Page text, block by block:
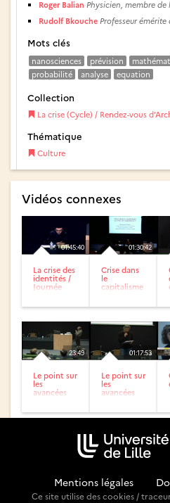
Roger Balian Physicien, membre de
Rudolf Bkouche Professeur émérite
Mots clés
nanosciences prévision
probabilité
analyse equation
Collection
La crise (Cycle) / Rendez-vous
Thématique
Culture
Vidéos connexes
01:45:40
La crise des
identités /
Journée
01:30:42
Crise dans
le
capitalisme
Journée...
23:49
Le point sur
les
avancées
différentes...
01:17:53
Le point sur
les
avancées
différentes...
Mentions légales
Ce site utilise des cookies /